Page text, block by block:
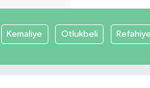
Kemaliye Otlukbeli Refahiye